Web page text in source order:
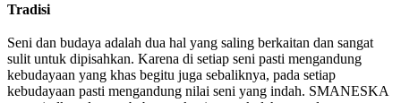
Tradisi
Seni dan budaya adalah dua hal yang saling berkaitan dan sangat
sulit untuk dipisahkan. Karena di setiap seni pasti mengandung
kebudayaan yang khas begitu juga sebaliknya, pada setiap
kebudayaan pasti mengandung nilai seni yang indah. SMANESKA